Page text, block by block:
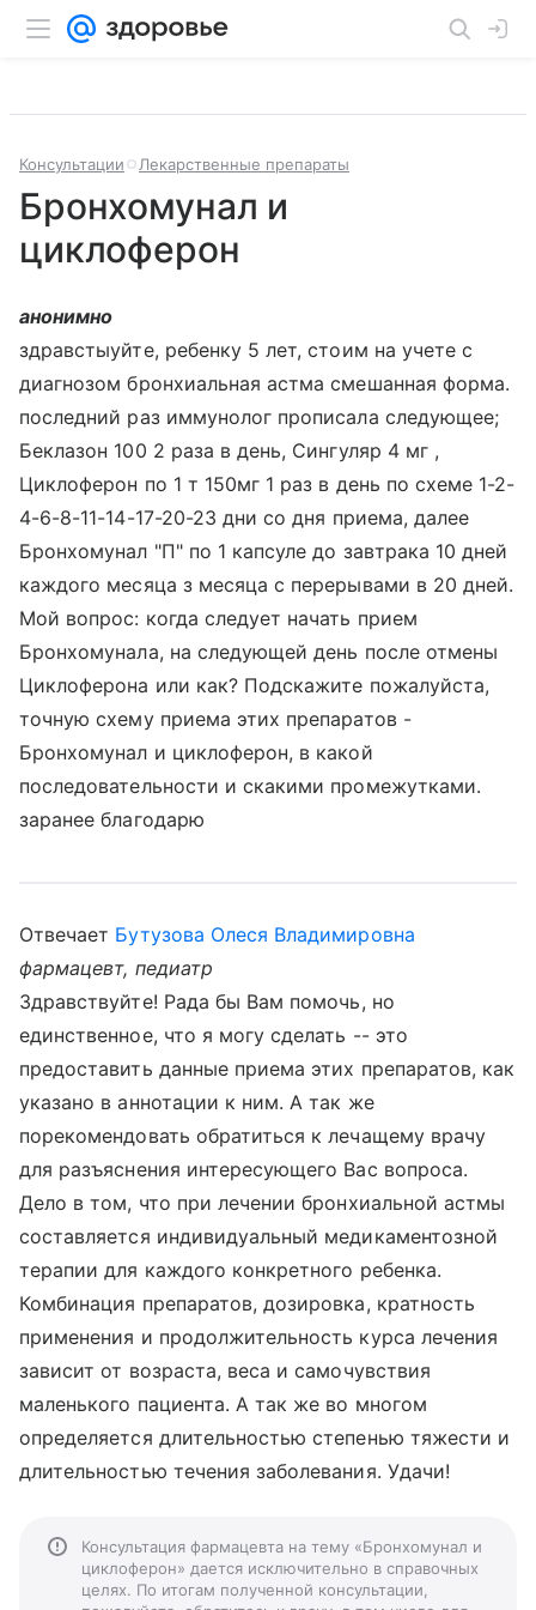
Консультации Лекарственные препараты
Бронхомунал и
циклоферон
анонимно
здравстыуйте, ребенку 5 лет, стоим на учете с
диагнозом бронхиальная астма смешанная форма.
последний раз иммунолог прописала следующее;
Беклазон 100 2 раза в день, Сингуляр 4 мг ,
Циклоферон по 1 т 150мг 1 раз в день по схеме 1-2-
4-6-8-11-14-17-20-23 дни со дня приема, далее
Бронхомунал "П" по 1 капсуле до завтрака 10 дней
каждого месяца з месяца с перерывами в 20 дней.
Мой вопрос: когда следует начать прием
Бронхомунала, на следующей день после отмены
Циклоферона или как? Подскажите пожалуйста,
точную схему приема этих препаратов -
Бронхомунал и циклоферон, в какой
последовательности и скакими промежутками.
заранее благодарю
Отвечает Бутузова Олеся Владимировна
фармацевт, педиатр
Здравствуйте! Рада бы Вам помочь, но
единственное, что я могу сделать -- это
предоставить данные приема этих препаратов, как
указано в аннотации к ним. А так же
порекомендовать обратиться к лечащему врачу
для разъяснения интересующего Вас вопроса.
Дело в том, что при лечении бронхиальной астмы
составляется индивидуальный медикаментозной
терапии для каждого конкретного ребенка.
Комбинация препаратов, дозировка, кратность
применения и продолжительность курса лечения
зависит от возраста, веса и самочувствия
маленького пациента. А так же во многом
определяется длительностью степенью тяжести и
длительностью течения заболевания. Удачи!
Консультация фармацевта на тему «Бронхомунал и
циклоферон» дается исключительно в справочных
целях. По итогам полученной консультации,